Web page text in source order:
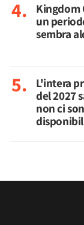
Kingdom
un
sembra
L'intera
del 2027
non ci